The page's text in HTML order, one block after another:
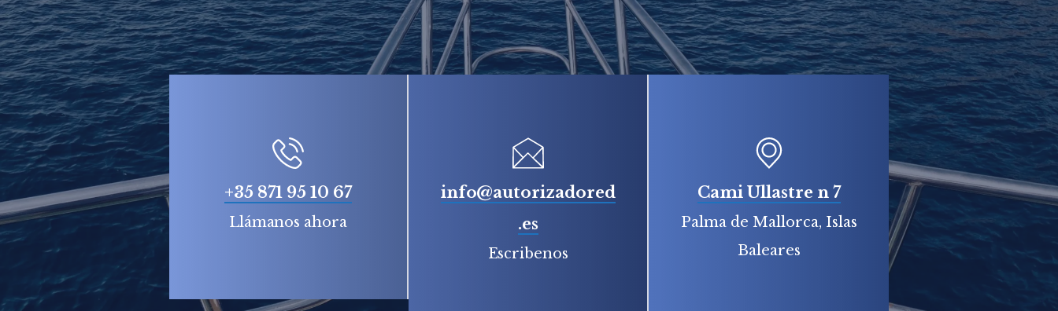
+35 871 95 10 67
Llámanos ahora
info@autorizadored
.es
Escribenos
Cami Ullastre n 7
Palma de Mallorca, Islas
Baleares